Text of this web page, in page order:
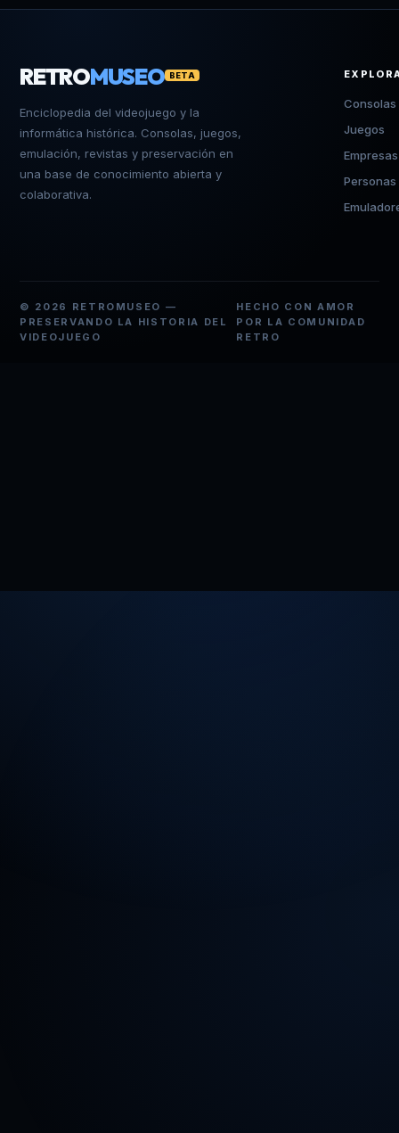
RETROMUSEO BETA
Enciclopedia del videojuego y la
informática histórica. Consolas, juegos,
emulación, revistas y preservación en
una base de conocimiento abierta y
colaborativa.
Consolas
Juegos
Empresas
Personas
© 2026 RETROMUSEO —
PRESERVANDO LA HISTORIA DEL
VIDEOJUEGO
HECHO CON AMOR
POR LA COMUNIDAD
RETRO